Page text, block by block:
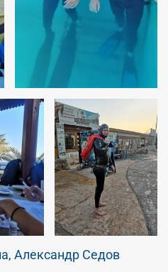
Александр Седов